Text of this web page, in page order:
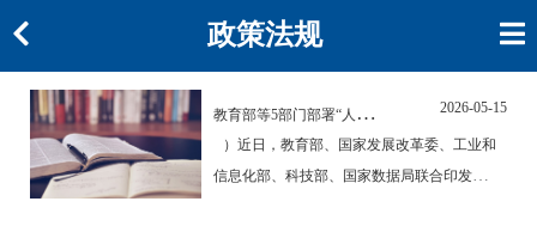
政策法规
教
育部等5部门部署“人工智能+教育”行动计划 2026-05-15
）近日，教育部、国家发展改革委、工业和
信息化部、科技部、国家数据局联合印发